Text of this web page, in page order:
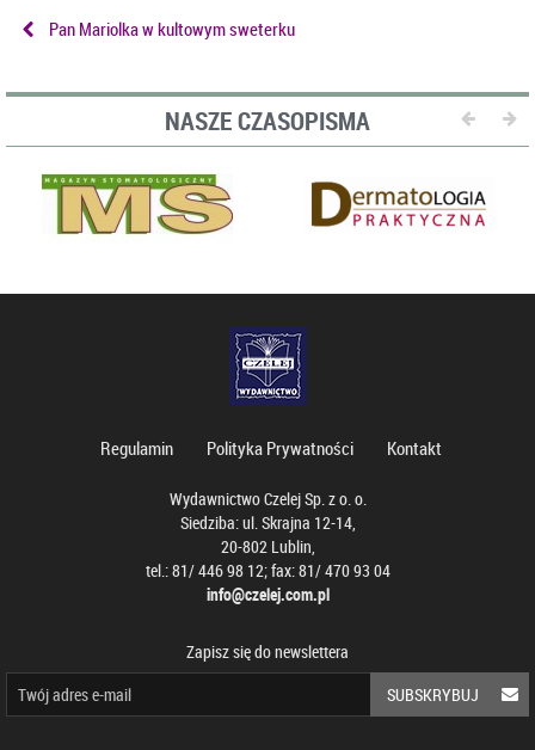
Pan Mariolka w kultowym sweterku
NASZE CZASOPISMA
Regulamin Polityka Prywatności Kontakt
Wydawnictwo Czelej Sp. z o. o.
Siedziba: ul. Skrajna 12-14,
20-802 Lublin,
tel.: 81/ 446 98 12; fax: 81/ 470 93 04
info@czelej.com.pl
Zapisz się do newslettera
SUBSKRYBUJ